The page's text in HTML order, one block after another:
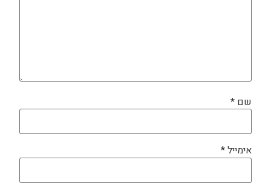
שם *
אימייל*